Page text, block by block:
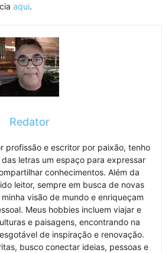
aqui.
Redator
profissão e escritor por paixão, tenho
letras um espaço para expressar
conhecimentos. Além da
leitor, sempre em busca de novas
visão de mundo e enriqueçam
Meus hobbies incluem viajar e
e paisagens, encontrando na
de inspiração e renovação.
busco conectar ideias, pessoas e